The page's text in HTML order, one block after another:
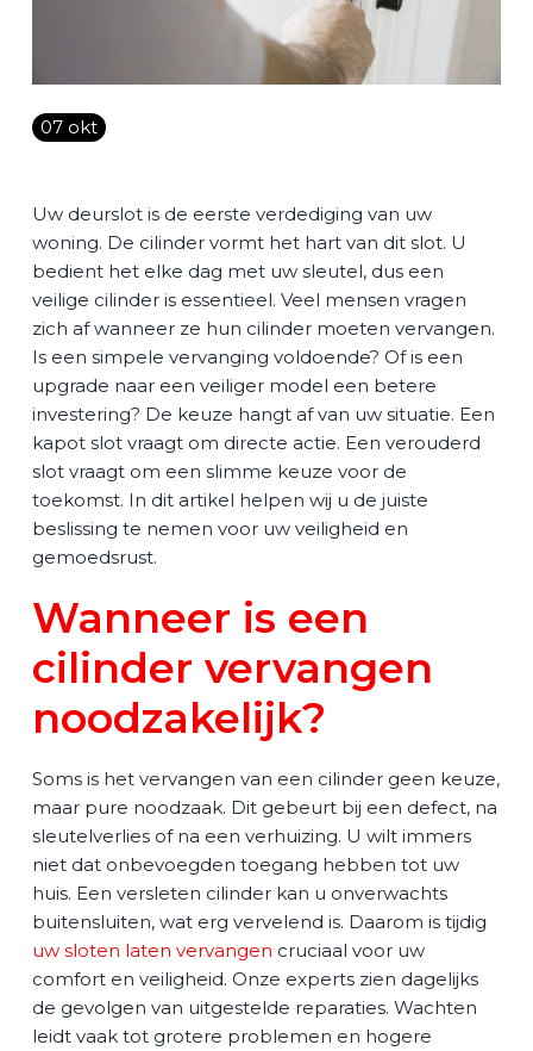
07 okt
Uw deurslot is de eerste verdediging van uw
woning. De cilinder vormt het hart van dit slot. U
bedient het elke dag met uw sleutel, dus een
veilige cilinder is essentieel. Veel mensen vragen
zich af wanneer ze hun cilinder moeten vervangen.
Is een simpele vervanging voldoende? Of is een
upgrade naar een veiliger model een betere
investering? De keuze hangt af van uw situatie. Een
kapot slot vraagt om directe actie. Een verouderd
slot vraagt om een slimme keuze voor de
toekomst. In dit artikel helpen wij u de juiste
beslissing te nemen voor uw veiligheid en
gemoedsrust.
Wanneer is een
cilinder vervangen
noodzakelijk?
Soms is het vervangen van een cilinder geen keuze,
maar pure noodzaak. Dit gebeurt bij een defect, na
sleutelverlies of na een verhuizing. U wilt immers
niet dat onbevoegden toegang hebben tot uw
huis. Een versleten cilinder kan u onverwachts
buitensluiten, wat erg vervelend is. Daarom is tijdig
uw sloten laten vervangen cruciaal voor uw
comfort en veiligheid. Onze experts zien dagelijks
de gevolgen van uitgestelde reparaties. Wachten
leidt vaak tot grotere problemen en hogere